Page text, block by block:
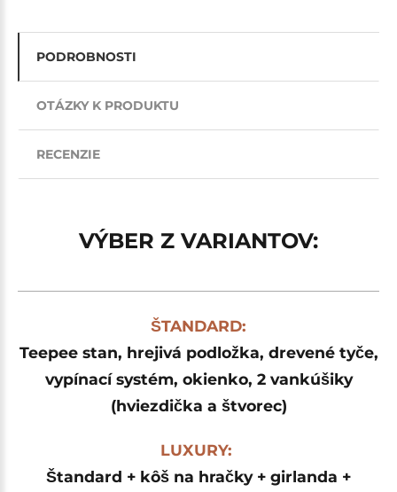
PODROBNOSTI
OTÁZKY K PRODUKTU
RECENZIE
VÝBER Z VARIANTOV:
ŠTANDARD:
Teepee stan, hrejivá podložka, drevené tyče,
vypínací systém, okienko, 2 vankúšiky
(hviezdička a štvorec)
LUXURY:
Štandard + kôš na hračky + girlanda +